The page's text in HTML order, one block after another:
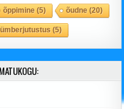
õppimine (5) õudne (20)
ümberjutustus (5)